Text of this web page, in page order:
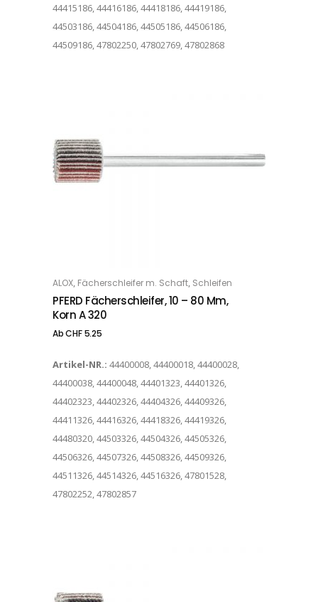
44415186, 44416186, 44418186, 44419186,
44503186, 44504186, 44505186, 44506186,
44509186, 47802250, 47802769, 47802868
OPTIONS
ALOX, Fächerschleifer m. Schaft, Schleifen
PFERD Fächerschleifer, 10 – 80 Mm,
Korn A 320
AbCHF5.25
Artikel-NR.: 44400008, 44400018, 44400028,
44400038, 44400048, 44401323, 44401326,
44402323, 44402326, 44404326, 44409326,
44411326, 44416326, 44418326, 44419326,
44480320, 44503326, 44504326, 44505326,
44506326, 44507326, 44508326, 44509326,
44511326, 44514326, 44516326, 47801528,
47802252, 47802857